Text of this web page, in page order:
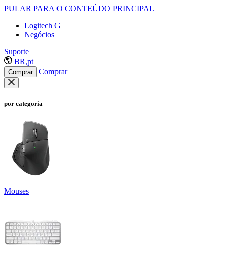
PULAR PARA O CONTEÚDO PRINCIPAL
Logitech G
Negócios
Suporte
BR,pt
Comprar Comprar
por categoria
Mouses